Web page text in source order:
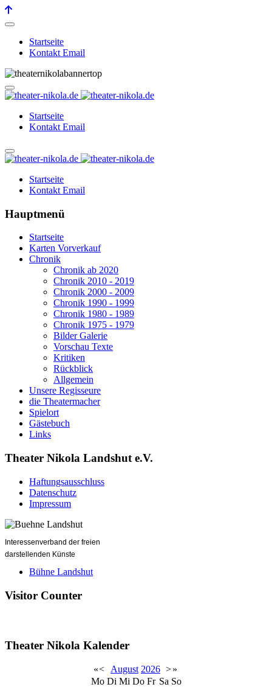
Startseite
Kontakt Email
Startseite
Kontakt Email
Startseite
Kontakt Email
Hauptmenü
Startseite
Karten Vorverkauf
Chronik
Chronik ab 2020
Chronik 2010 - 2019
Chronik 2000 - 2009
Chronik 1990 - 1999
Chronik 1980 - 1989
Chronik 1975 - 1979
Bilder Galerie
Vorschau Texte
Kritiken
Rückblick
Allgemein
Unsere Regisseure
die Theatermacher
Spielort
Gästebuch
Links
Theater Nikola Landshut e.V.
Haftungsausschluss
Datenschutz
Impressum
Interessenverband der freien
darstellenden Künste
Bühne Landshut
Visitor Counter
Theater Nikola Kalender
«< August 2026 >»
Mo Di Mi Do Fr Sa So